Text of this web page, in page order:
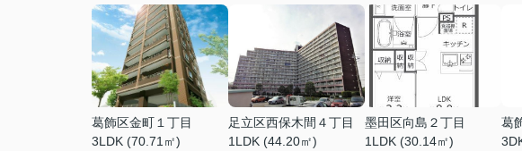
葛飾区金町１丁目
3LDK (70.71㎡)
足立区西保木間４丁目
1LDK (44.20㎡)
墨田区向島２丁目
1LDK (30.14㎡)
葛